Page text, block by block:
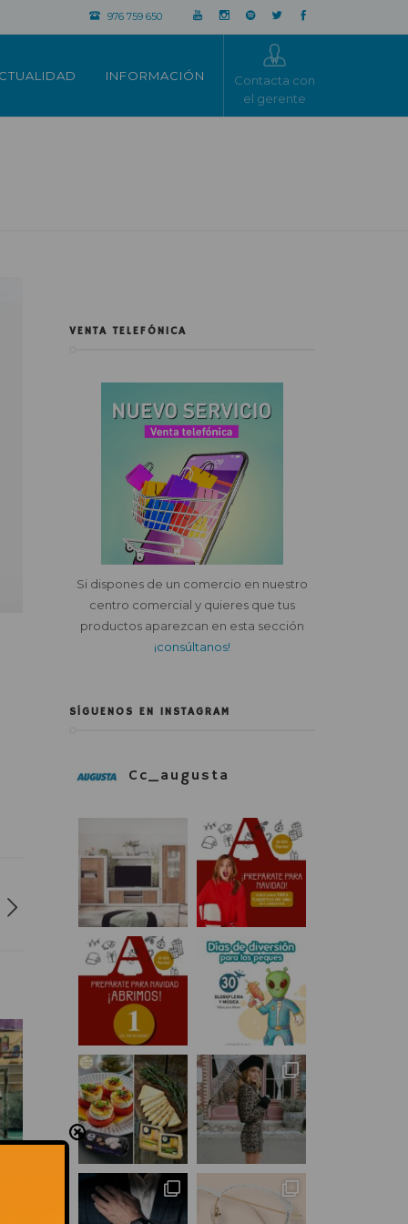
976 759 650
INFORMACIÓN
Contacta con
el gerente
VENTA TELEFÓNICA
Si dispones de un comercio en nuestro
centro comercial y quieres que tus
productos aparezcan en esta sección
¡consúltanos!
SÍGUENOS EN INSTAGRAM
Cc_augusta